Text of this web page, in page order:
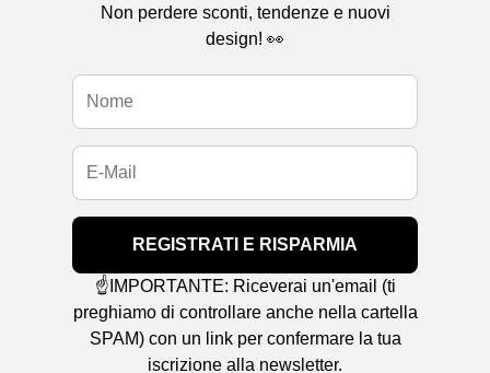
Non perdere sconti, tendenze e nuovi
design! 👀
REGISTRATI E RISPARMIA
☝️IMPORTANTE: Riceverai un'email (ti
preghiamo di controllare anche nella cartella
SPAM) con un link per confermare la tua
iscrizione alla newsletter.